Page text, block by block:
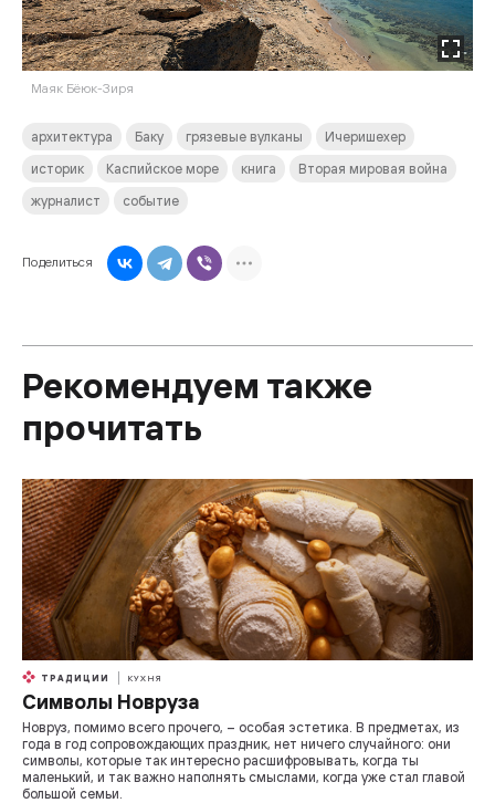
Маяк Бёюк-Зиря
архитектура Баку грязевые вулканы
Ичеришехер
историк
Каспийское море книга
Вторая мировая война
журналист
событие
Поделиться
Рекомендуем также
прочитать
ТРАДИЦИИ КУХНЯ
Символы Новруза
Новруз, помимо всего прочего, – особая эстетика. В предметах, из
года в год сопровождающих праздник, нет ничего случайного: они
символы, которые так интересно расшифровывать, когда ты
маленький, и так важно наполнять смыслами, когда уже стал главой
большой семьи.